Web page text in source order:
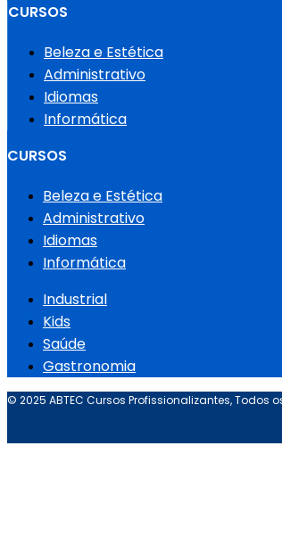
CURSOS
Beleza e Estética
Administrativo
Idiomas
Informática
CURSOS
Beleza e Estética
Administrativo
Idiomas
Informática
Industrial
Kids
Saúde
Gastronomia
© 2025 ABTEC Cursos Profissionalizantes, Todos